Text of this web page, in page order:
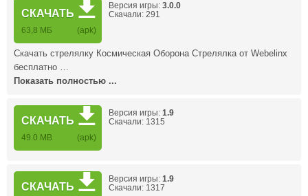
СКАЧАТЬ
63,8 МБ (apk)
Версия игры: 3.0.0
Скачали: 291
Скачать стрелялку Космическая Оборона Стрелялка от Webelinx
бесплатно …
Показать полностью ...
СКАЧАТЬ
49.0 MB (apk)
Версия игры: 1.9
Скачали: 1315
СКАЧАТЬ
Версия игры: 1.9
Скачали: 1317